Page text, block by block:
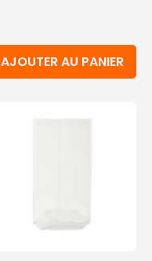
AJOUTER AU PANIER